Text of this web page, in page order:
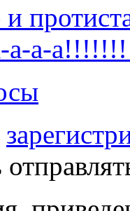
и
а-а-а-